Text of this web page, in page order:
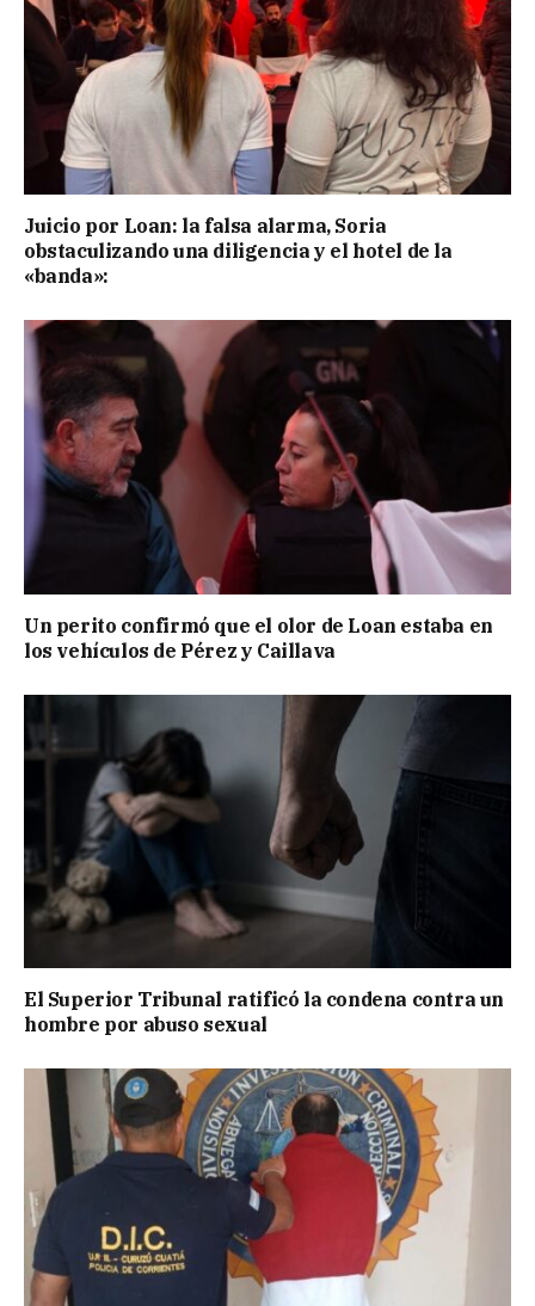
Juicio por Loan: la falsa alarma, Soria
obstaculizando una diligencia y el hotel de la
«banda»:
Un perito confirmó que el olor de Loan estaba en
los vehículos de Pérez y Caillava
El Superior Tribunal ratificó la condena contra un
hombre por abuso sexual